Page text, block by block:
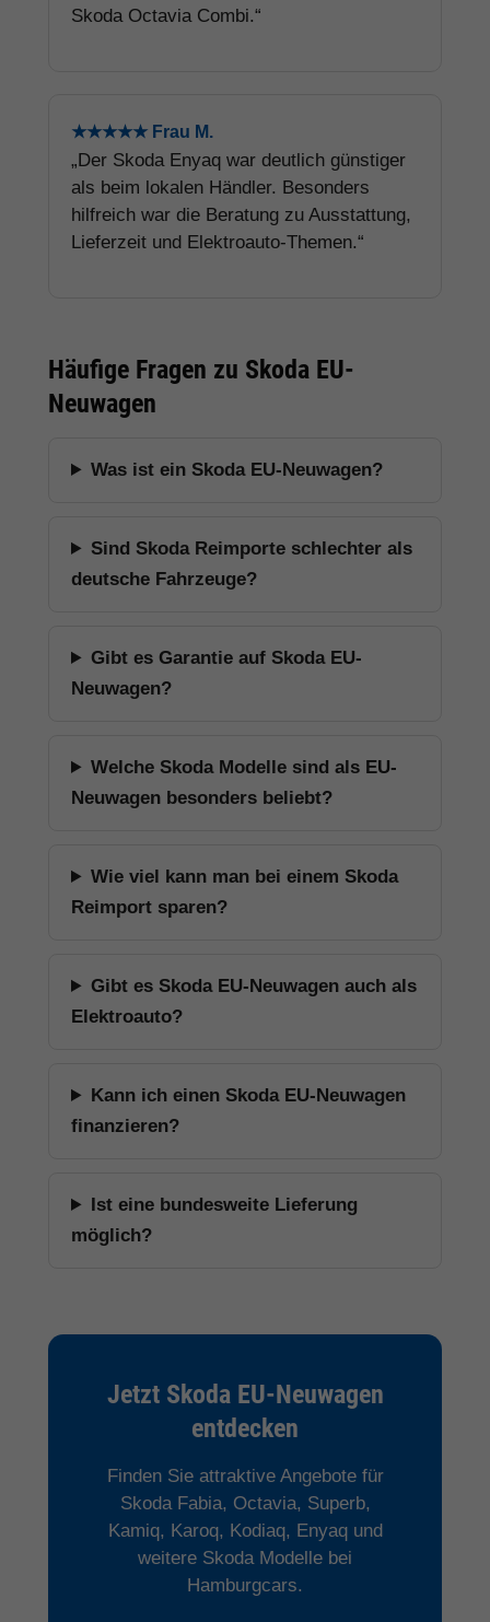
Skoda Octavia Combi.“
★★★★★ Frau M.
„Der Skoda Enyaq war deutlich günstiger
als beim lokalen Händler. Besonders
hilfreich war die Beratung zu Ausstattung,
Lieferzeit und Elektroauto-Themen.“
Häufige Fragen zu Skoda EU-
Neuwagen
Was ist ein Skoda EU-Neuwagen?
Sind Skoda Reimporte schlechter als
deutsche Fahrzeuge?
Gibt es Garantie auf Skoda EU-
Neuwagen?
Welche Skoda Modelle sind als EU-
Neuwagen besonders beliebt?
Wie viel kann man bei einem Skoda
Reimport sparen?
Gibt es Skoda EU-Neuwagen auch als
Elektroauto?
Kann ich einen Skoda EU-Neuwagen
finanzieren?
Ist eine bundesweite Lieferung
möglich?
Jetzt Skoda EU-Neuwagen
entdecken
Finden Sie attraktive Angebote für
Skoda Fabia, Octavia, Superb,
Kamiq, Karoq, Kodiaq, Enyaq und
weitere Skoda Modelle bei
Hamburgcars.